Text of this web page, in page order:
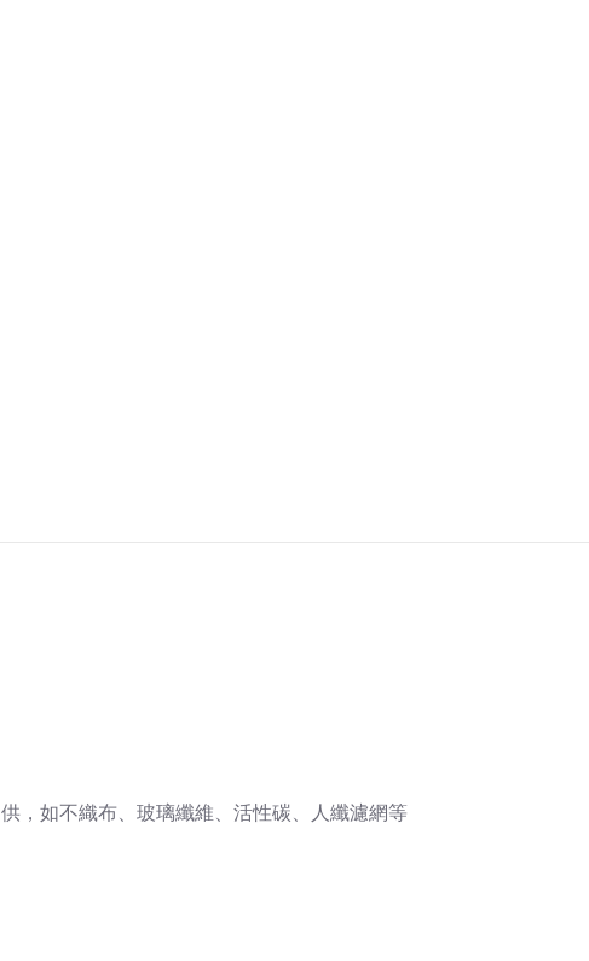
，如不織布、玻璃纖維、活性碳、人纖濾網等